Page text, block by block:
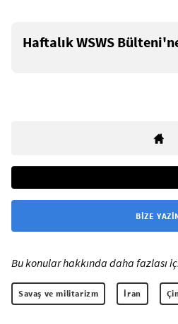
Haftalık WSWS
BIZE
Bu konular hakkında daha fazlası
Savaş ve militarizm İran